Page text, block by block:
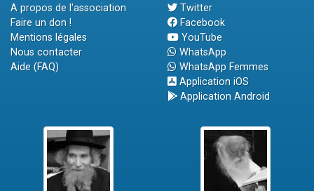
A propos de l'association
Faire un don !
Mentions légales
Nous contacter
Aide (FAQ)
Twitter
Facebook
YouTube
WhatsApp
WhatsApp Femmes
Application iOS
Application Android